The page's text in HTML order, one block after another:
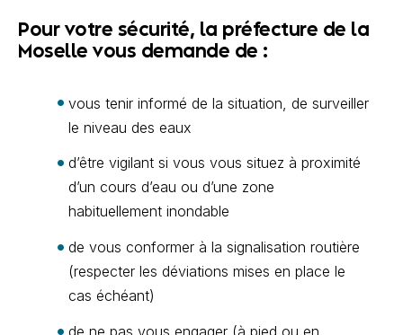
Pour votre sécurité, la préfecture de la
Moselle vous demande de :
vous tenir informé de la situation, de surveiller
le niveau des eaux
d’être vigilant si vous vous situez à proximité
d’un cours d’eau ou d’une zone
habituellement inondable
de vous conformer à la signalisation routière
(respecter les déviations mises en place le
cas échéant)